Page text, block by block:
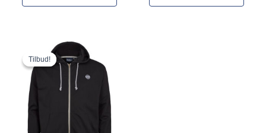
Tilbud!
Tilbud!
Den
oprindelige
pris
var:
kr. 700,00.
pris
kr. 455,00.
vare
har
flere
varianter.
Mulighederne
kan